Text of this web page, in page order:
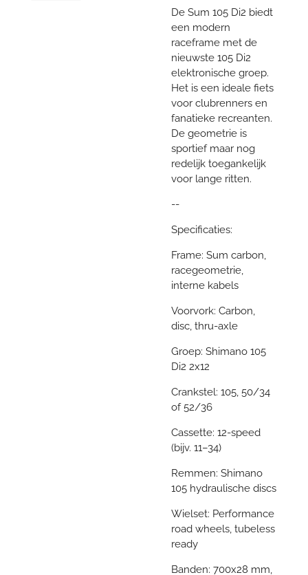
De Sum 105 Di2 biedt
een modern
raceframe met de
nieuwste 105 Di2
elektronische groep.
Het is een ideale fiets
voor clubrenners en
fanatieke recreanten.
De geometrie is
sportief maar nog
redelijk toegankelijk
voor lange ritten.
--
Specificaties:
Frame: Sum carbon,
racegeometrie,
interne kabels
Voorvork: Carbon,
disc, thru-axle
Groep: Shimano 105
Di2 2x12
Crankstel: 105, 50/34
of 52/36
Cassette: 12-speed
(bijv. 11–34)
Remmen: Shimano
105 hydraulische discs
Wielset: Performance
road wheels, tubeless
ready
Banden: 700x28 mm,